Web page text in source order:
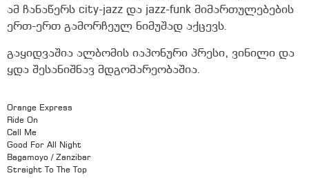
ამ ჩანაწერს city-jazz და jazz-funk მიმართულებების
ერთ-ერთ გამორჩეულ ნიმუშად აქცევს.
გაყიდვაშია ალბომის იაპონური პრესი, ვინილი და
ყდა შესანიშნავ მდგომარეობაშია.
Orange Express
Ride On
Call Me
Good For All Night
Bagamoyo / Zanzibar
Straight To The Top